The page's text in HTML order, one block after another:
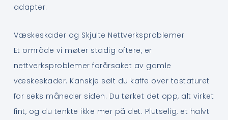
adapter.
Væskeskader og Skjulte Nettverksproblemer
Et område vi møter stadig oftere, er
nettverksproblemer forårsaket av gamle
væskeskader. Kanskje sølt du kaffe over tastaturet
for seks måneder siden. Du tørket det opp, alt virket
fint, og du tenkte ikke mer på det. Plutselig, et halvt